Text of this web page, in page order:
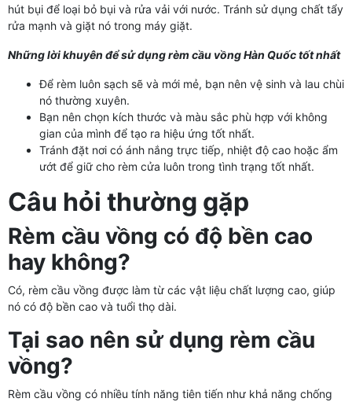
hút bụi để loại bỏ bụi và rửa vải với nước. Tránh sử dụng chất tẩy
rửa mạnh và giặt nó trong máy giặt.
Những lời khuyên để sử dụng rèm cầu vồng Hàn Quốc tốt nhất
Để rèm luôn sạch sẽ và mới mẻ, bạn nên vệ sinh và lau chùi
nó thường xuyên.
Bạn nên chọn kích thước và màu sắc phù hợp với không
gian của mình để tạo ra hiệu ứng tốt nhất.
Tránh đặt nơi có ánh nắng trực tiếp, nhiệt độ cao hoặc ẩm
ướt để giữ cho rèm cửa luôn trong tình trạng tốt nhất.
Câu hỏi thường gặp
Rèm cầu vồng có độ bền cao
hay không?
Có, rèm cầu vồng được làm từ các vật liệu chất lượng cao, giúp
nó có độ bền cao và tuổi thọ dài.
Tại sao nên sử dụng rèm cầu
vồng?
Rèm cầu vồng có nhiều tính năng tiên tiến như khả năng chống